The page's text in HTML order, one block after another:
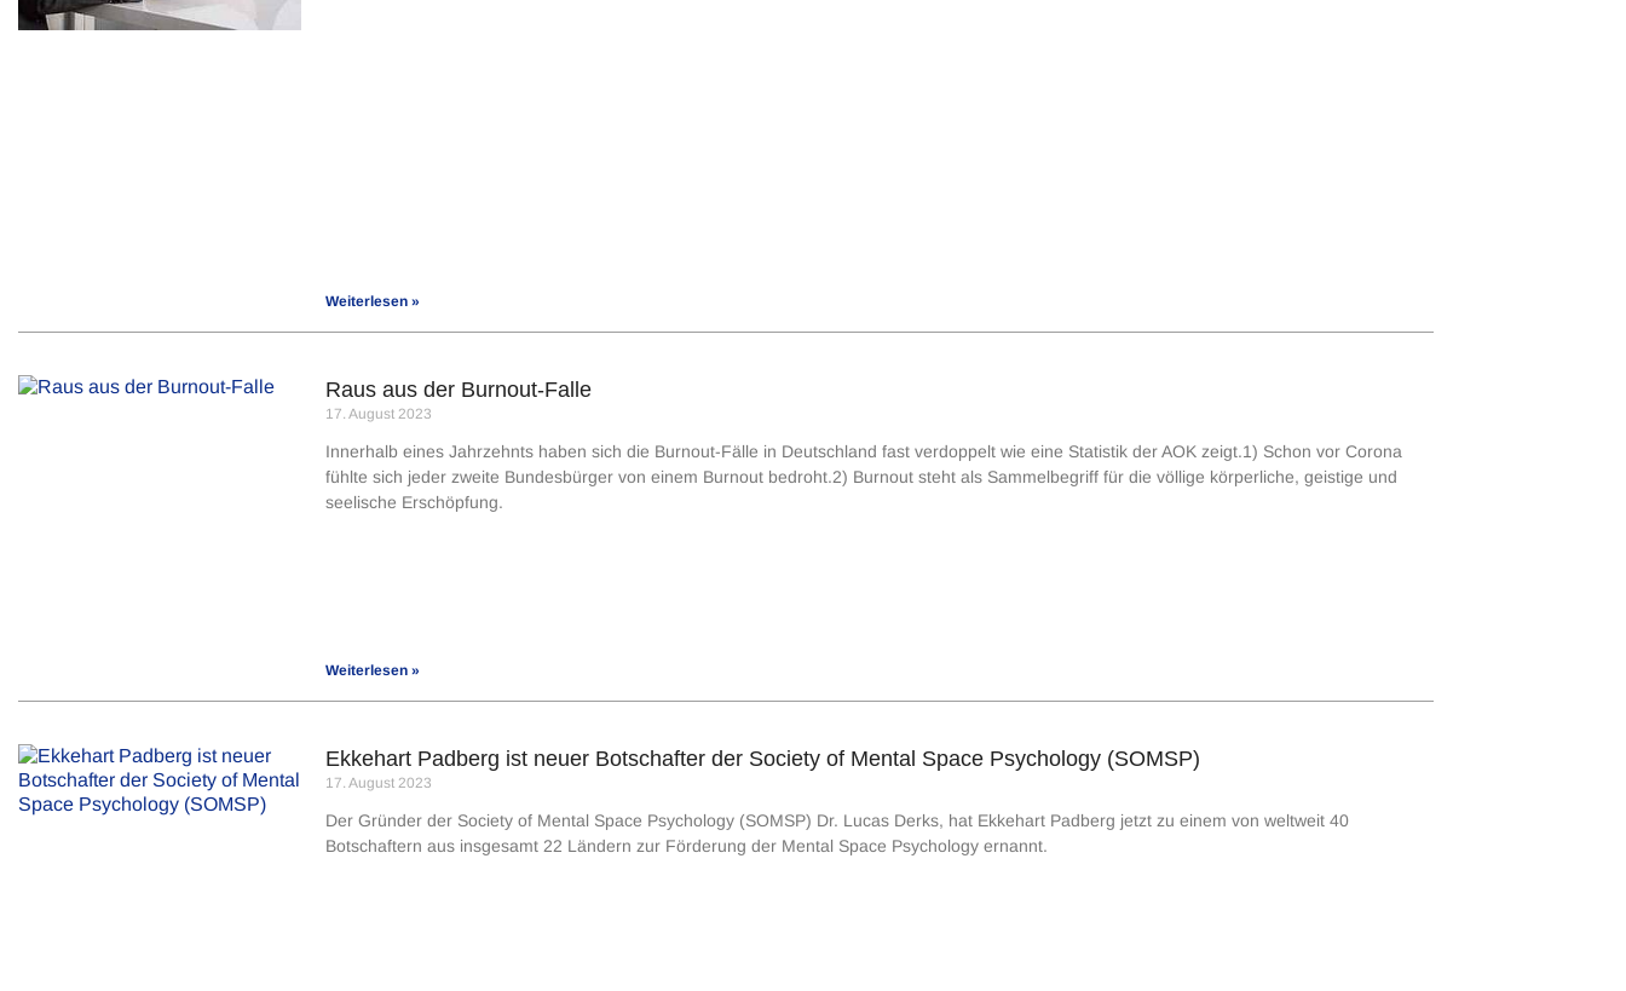
Weiterlesen »
Raus aus der Burnout-Falle
17. August 2023
Innerhalb eines Jahrzehnts haben sich die Burnout-Fälle in Deutschland fast verdoppelt wie eine Statistik der AOK zeigt.1) Schon vor Corona
fühlte sich jeder zweite Bundesbürger von einem Burnout bedroht.2) Burnout steht als Sammelbegriff für die völlige körperliche, geistige und
seelische Erschöpfung.
Weiterlesen »
Ekkehart Padberg ist neuer Botschafter der Society of Mental Space Psychology (SOMSP)
17. August 2023
Der Gründer der Society of Mental Space Psychology (SOMSP) Dr. Lucas Derks, hat Ekkehart Padberg jetzt zu einem von weltweit 40
Botschaftern aus insgesamt 22 Ländern zur Förderung der Mental Space Psychology ernannt.